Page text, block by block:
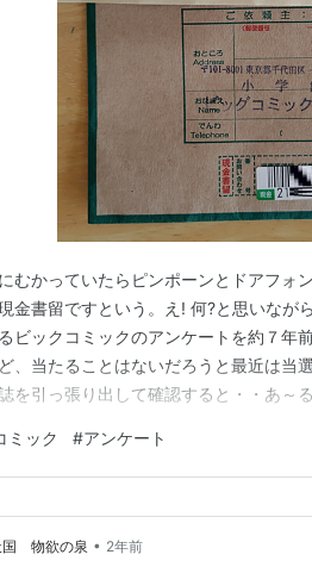
むかっていたらピンポーンとドアフォ
金書留ですという。え! 何?と思いなが
ビックコミックのアンケートを約７年
、当たることはないだろうと最近は当
を引っ張り出して確認すると・・あ～
コニコ一万円が入っていました。 ボーナ
。たとえ１万といえどもなんか久しぶ…
ミック #アンケート
国 物欲の泉 • 2年前